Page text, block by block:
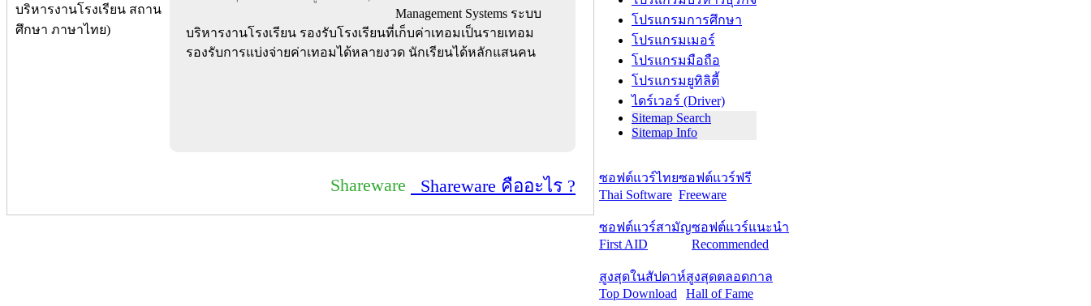
Management Systems ระบบ
บริหารงานโรงเรียน รองรับโรงเรียนที่เก็บค่าเทอมเป็นรายเทอม
รองรับการแบ่งจ่ายค่าเทอมได้หลายงวด นักเรียนได้หลักแสนคน
Shareware Shareware คืออะไร ?
โปรแกรมการศึกษา
โปรแกรมเมอร์
โปรแกรมมือถือ
โปรแกรมยูทิลิตี้
ไดร์เวอร์ (Driver)
Sitemap Search
Sitemap Info
ซอฟต์แวร์ไทย
Thai Software
ซอฟต์แวร์ฟรี
Freeware
ซอฟต์แวร์สามัญ
First AID
ซอฟต์แวร์แนะนำ
Recommended
สูงสุดในสัปดาห์
Top Download
สูงสุดตลอดกาล
Hall of Fame